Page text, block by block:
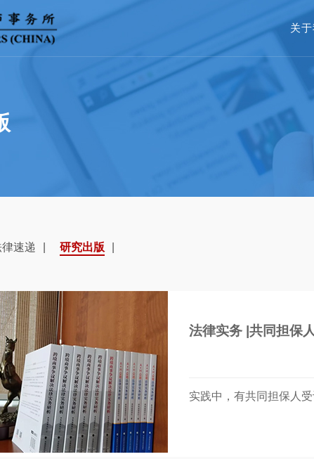
关
速递 研究出版
法律实务 |共同担保
实践中，有共同担保人